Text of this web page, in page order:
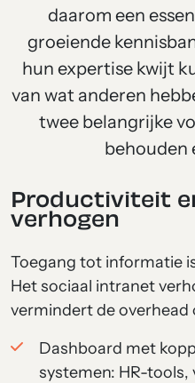
daarom een
groeiende
hun expertise kwijt
van wat anderen
twee belangrijke
behouden
Productiviteit
verhogen
Toegang tot informatie
Het sociaal intranet
vermindert de overhead
Dashboard met
systemen: HR-tools,